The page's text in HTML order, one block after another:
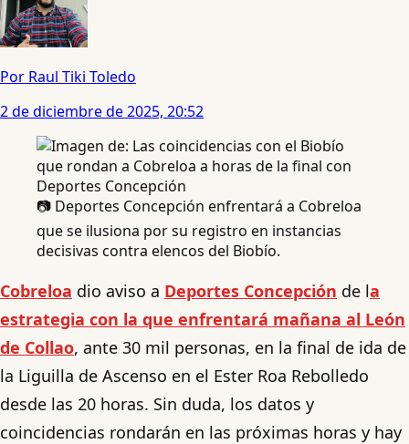
Por Raul Tiki Toledo
2 de diciembre de 2025, 20:52
📷 Deportes Concepción enfrentará a Cobreloa
que se ilusiona por su registro en instancias
decisivas contra elencos del Biobío.
Cobreloa dio aviso a Deportes Concepción de la
estrategia con la que enfrentará mañana al León
de Collao, ante 30 mil personas, en la final de ida de
la Liguilla de Ascenso en el Ester Roa Rebolledo
desde las 20 horas. Sin duda, los datos y
coincidencias rondarán en las próximas horas y hay